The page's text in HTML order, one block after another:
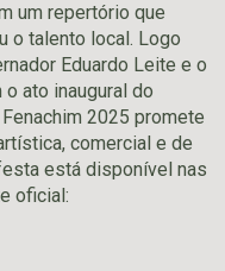
um repertório que
o talento local. Logo
Eduardo Leite e o
ato inaugural do
2025 promete
comercial e de
está disponível nas
oficial: